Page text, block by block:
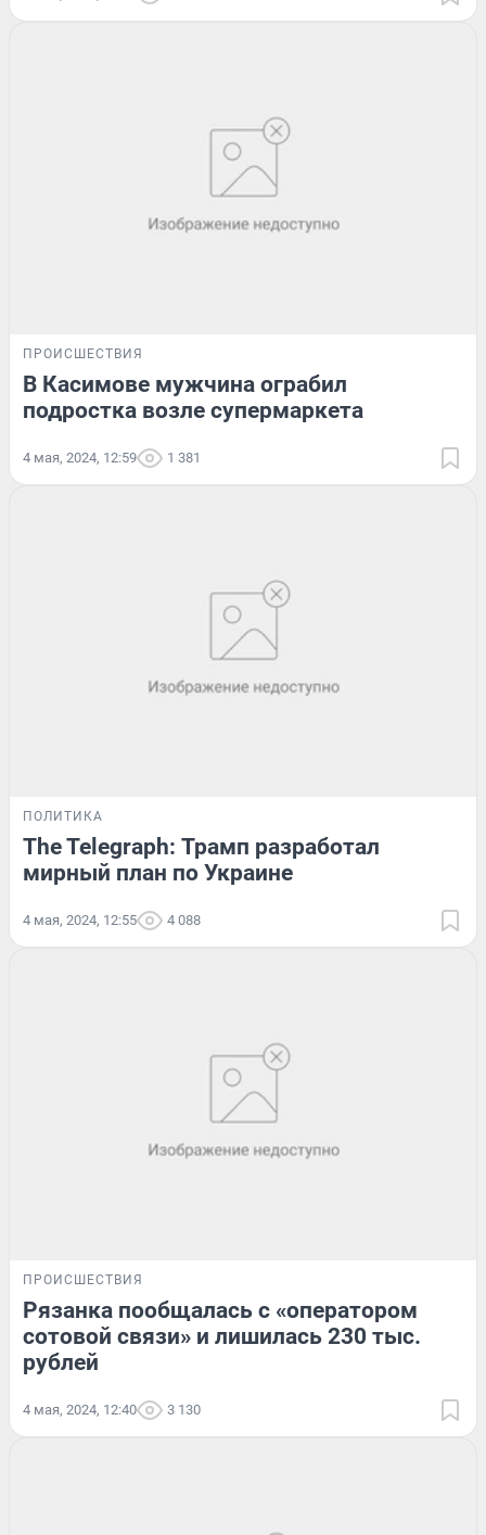
ПРОИСШЕСТВИЯ
В Касимове мужчина ограбил
подростка возле супермаркета
4 мая, 2024, 12:59 1 381
ПОЛИТИКА
The Telegraph: Трамп разработал
мирный план по Украине
4 мая, 2024, 12:55 4 088
ПРОИСШЕСТВИЯ
Рязанка пообщалась с «оператором
сотовой связи» и лишилась 230 тыс.
рублей
4 мая, 2024, 12:40 3 130